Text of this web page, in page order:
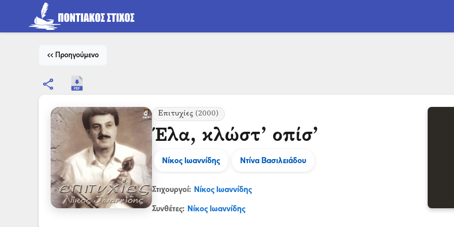
<< Προηγούμενο
share
Επιτυχίες (2000)
Έλα, κλώστ’ οπίσ’
Νίκος Ιωαννίδης Ντίνα Βασιλειάδου
Στιχουργοί: Νίκος Ιωαννίδης
Συνθέτες: Νίκος Ιωαννίδης